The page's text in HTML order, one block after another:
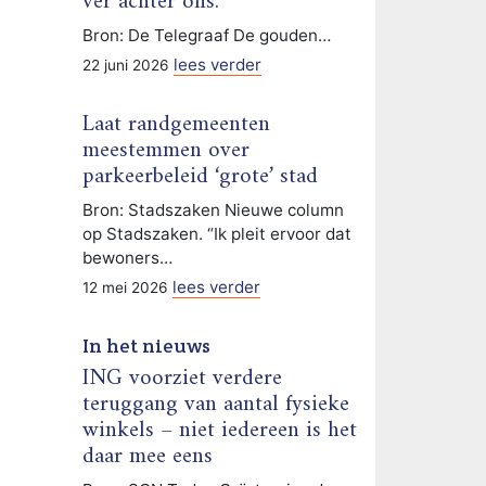
Bron: De Telegraaf De gouden…
22 juni 2026 lees verder
Laat randgemeenten
meestemmen over
parkeerbeleid ‘grote’ stad
Bron: Stadszaken Nieuwe column
op Stadszaken. “Ik pleit ervoor dat
bewoners…
12 mei 2026 lees verder
In het nieuws
ING voorziet verdere
teruggang van aantal fysieke
winkels – niet iedereen is het
daar mee eens